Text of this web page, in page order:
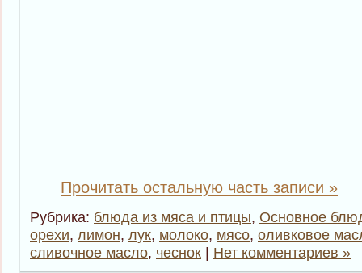
Прочитать остальную часть записи »
Рубрика: блюда из мяса и птицы, Основное
орехи, лимон, лук, молоко, мясо, оливковое
сливочное масло, чеснок | Нет комментариев »